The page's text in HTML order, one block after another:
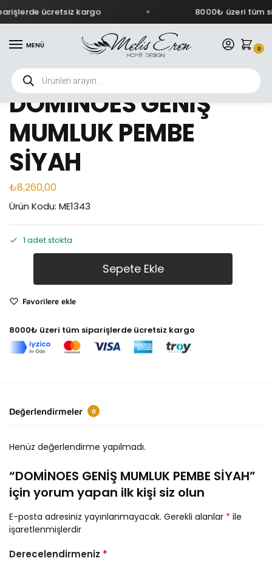
ücretsiz kargo 8000₺ üzeri tüm
MENÜ 0
DOMİNOES GENİŞ
MUMLUK PEMBE
SİYAH
₺8.260,00
Ürün Kodu: ME1343
1 adet stokta
Sepete Ekle
Favorilere ekle
8000₺ üzeri tüm siparişlerde ücretsiz kargo
Değerlendirmeler 0
Henüz değerlendirme yapılmadı.
“DOMİNOES GENİŞ MUMLUK PEMBE SİYAH”
için yorum yapan ilk kişi siz olun
E-posta adresiniz yayınlanmayacak. Gerekli alanlar * ile
işaretlenmişlerdir
Derecelendirmeniz *